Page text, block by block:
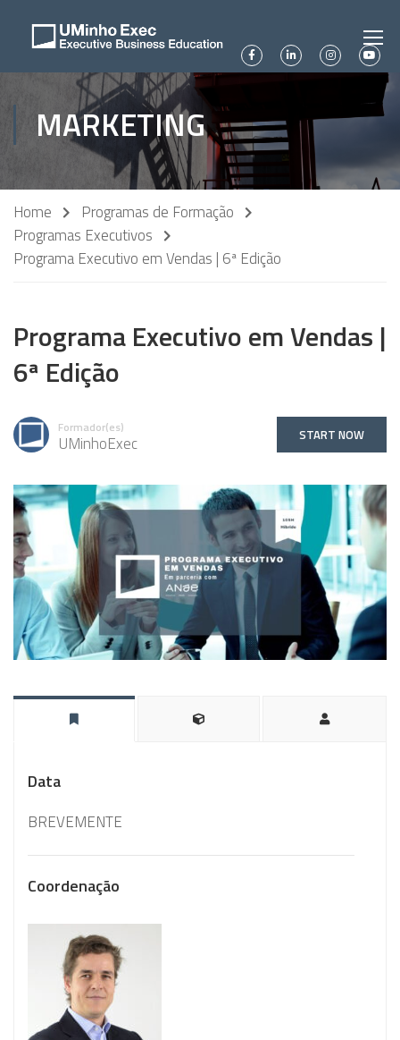
MARKETING
Home
Programas de Formação
Programas Executivos
Programa Executivo em Vendas | 6ª Edição
Programa Executivo em Vendas |
6ª Edição
Formador(es)
UMinhoExec START NOW
Data
BREVEMENTE
Coordenação